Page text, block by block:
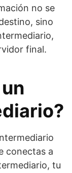
no se
sino
final.
conectas a
tu